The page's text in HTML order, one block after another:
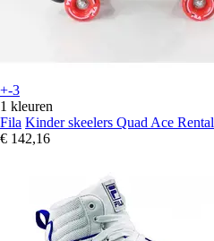
+-3
1 kleuren
Fila Kinder skeelers Quad Ace Rental
€ 142,16